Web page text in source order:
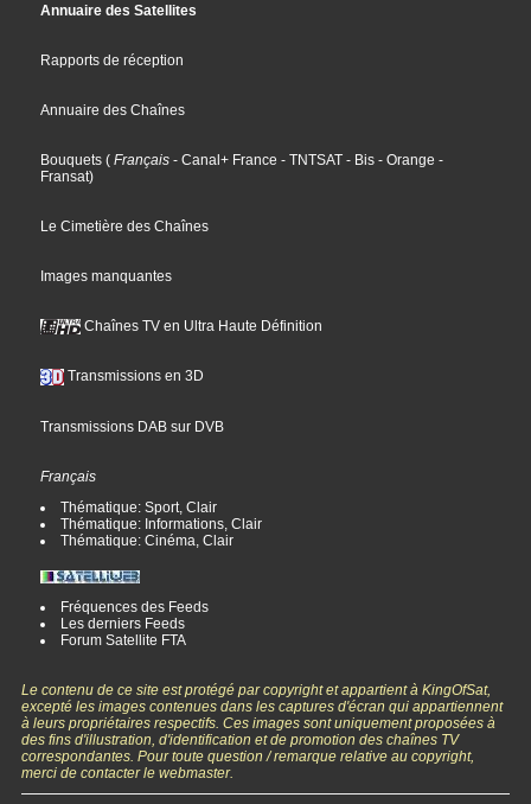
Annuaire des Satellites
Rapports de réception
Annuaire des Chaînes
Bouquets ( Français - Canal+ France - TNTSAT - Bis - Orange -
Fransat)
Le Cimetière des Chaînes
Images manquantes
Chaînes TV en Ultra Haute Définition
Transmissions en 3D
Transmissions DAB sur DVB
Français
Thématique: Sport, Clair
Thématique: Informations, Clair
Thématique: Cinéma, Clair
Fréquences des Feeds
Les derniers Feeds
Forum Satellite FTA
Le contenu de ce site est protégé par copyright et appartient à KingOfSat,
excepté les images contenues dans les captures d'écran qui appartiennent
à leurs propriétaires respectifs. Ces images sont uniquement proposées à
des fins d'illustration, d'identification et de promotion des chaînes TV
correspondantes. Pour toute question / remarque relative au copyright,
merci de contacter le webmaster.